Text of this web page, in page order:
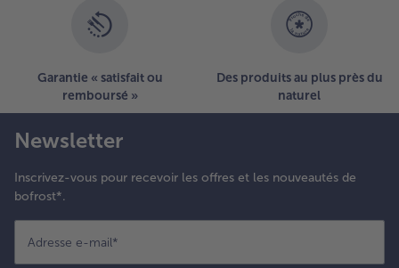
Garantie « satisfait ou
remboursé »
Des produits au plus près du
naturel
Newsletter
Inscrivez-vous pour recevoir les offres et les nouveautés de
bofrost*.
Adresse e-mail*